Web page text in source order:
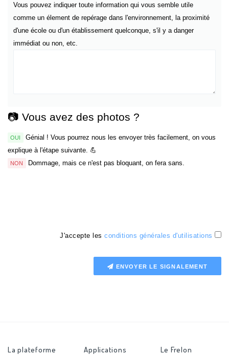
Vous pouvez indiquer toute information qui vous semble utile
comme un élement de repérage dans l'environnement, la proximité
d'une école ou d'un établissement quelconque, s'il y a danger
immédiat ou non, etc.
📷 Vous avez des photos ?
OUI
Génial ! Vous pourrez nous les envoyer très facilement, on vous
explique à l'étape suivante. 💪
NON Dommage, mais ce n'est pas bloquant, on fera sans.
J'accepte les conditions générales d'utilisations
ENVOYER LE SIGNALEMENT
La plateforme
Applications
Le Frelon